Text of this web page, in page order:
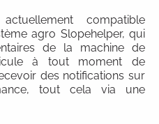
compatible
agro Slopehelper, qui
de la machine de
à tout moment de
des notifications sur
tout cela via une